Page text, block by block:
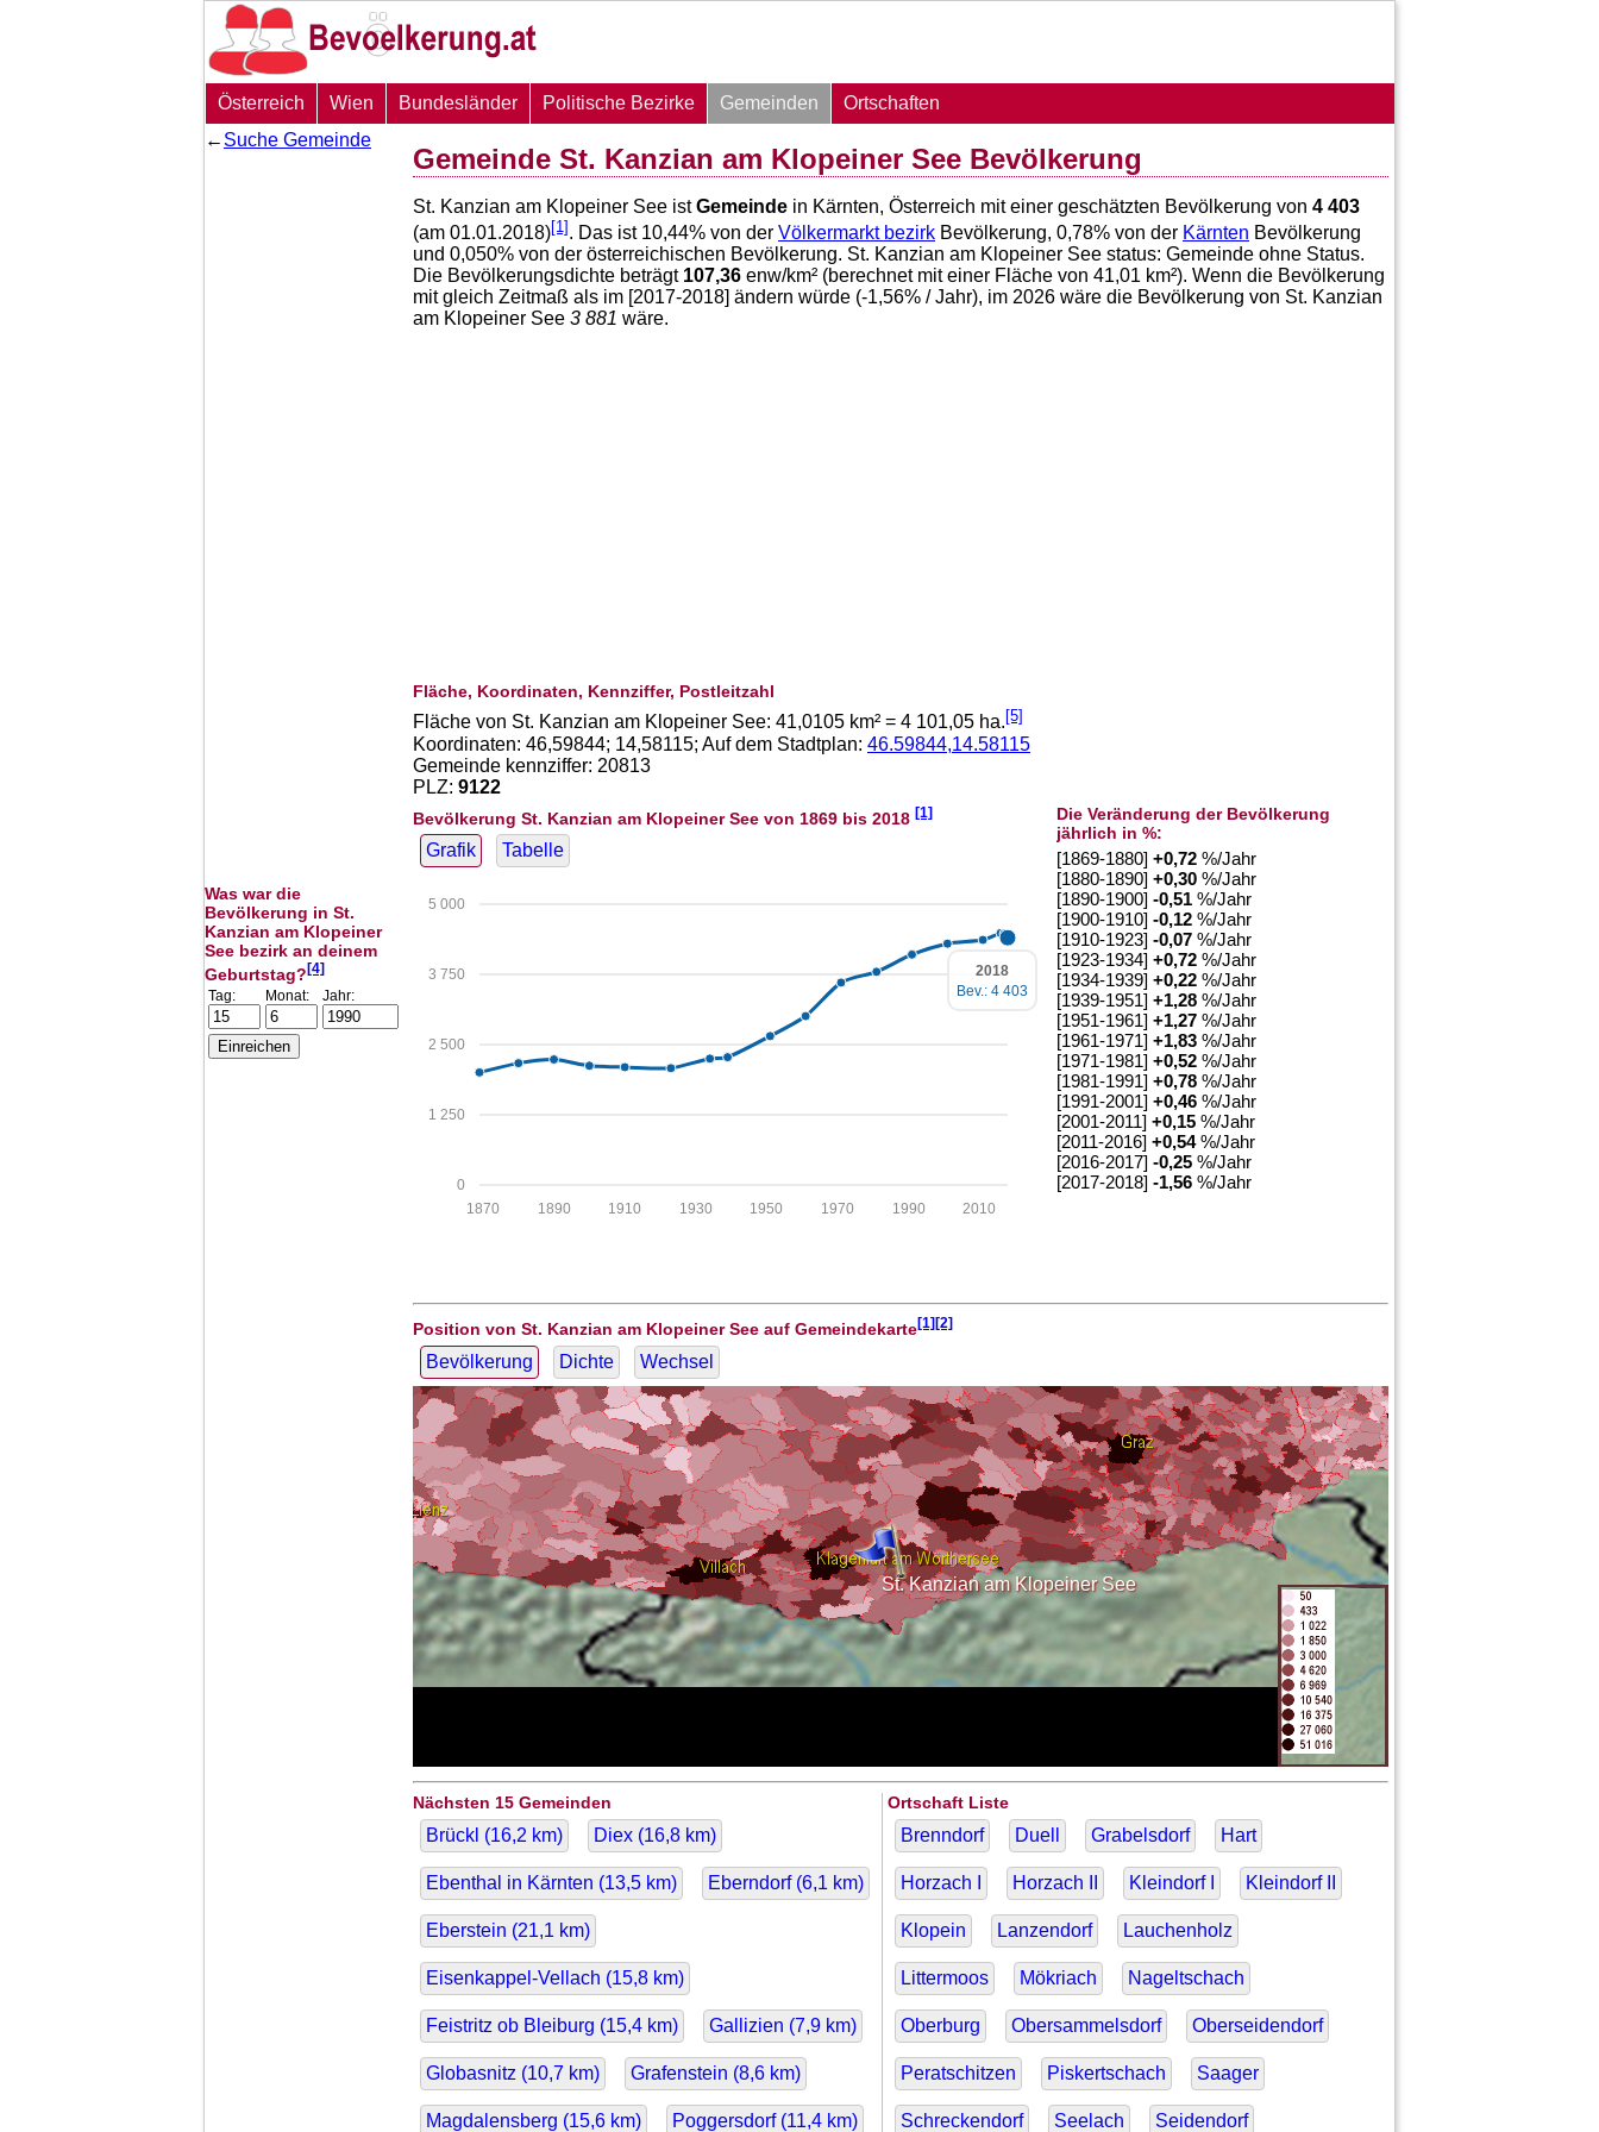
Österreich Wien Bundesländer Politische Bezirke Gemeinden
Ortschaften
← Suche Gemeinde
Was war die
Bevölkerung in St.
Kanzian am Klopeiner
See bezirk an deinem
Geburtstag?[4]
Tag: Monat: Jahr:
Gemeinde St. Kanzian am Klopeiner See Bevölkerung
St. Kanzian am Klopeiner See istGemeinde in Kärnten, Österreich mit einer geschätzten Bevölkerung von 4 403
(am 01.01.2018)[1] . Das ist 10,44% von der Völkermarkt bezirk Bevölkerung, 0,78% von der Kärnten Bevölkerung
und 0,050% von der österreichischen Bevölkerung. St. Kanzian am Klopeiner See status: Gemeinde ohne Status.
Die Bevölkerungsdichte beträgt 107,36 enw/km² (berechnet mit einer Fläche von 41,01 km²). Wenn die Bevölkerung
mit gleich Zeitmaß als im [2017-2018] ändern würde (-1,56% / Jahr), im 2026 wäre die Bevölkerung von St. Kanzian
am Klopeiner See 3 881 wäre.
Fläche, Koordinaten, Kennziffer, Postleitzahl
Fläche von St. Kanzian am Klopeiner See: 41,0105 km² = 4 101,05 ha. [5]
Koordinaten: 46,59844; 14,58115; Auf dem Stadtplan: 46.59844,14.58115
Gemeinde kennziffer: 20813
PLZ: 9122
Bevölkerung St. Kanzian am Klopeiner See von 1869 bis 2018 [1]
Grafik Tabelle
0
1 250
2 500
3 750
5 000
2010
1990
1970
1950
1930
1910
1890
1870
2018
Bev.: 4 403
Die Veränderung der Bevölkerung
jährlich in %:
[1869-1880]+0,72 %/Jahr
[1880-1890]+0,30 %/Jahr
[1890-1900]-0,51 %/Jahr
[1900-1910]-0,12 %/Jahr
[1910-1923]-0,07 %/Jahr
[1923-1934]+0,72 %/Jahr
[1934-1939]+0,22 %/Jahr
[1939-1951]+1,28 %/Jahr
[1951-1961]+1,27 %/Jahr
[1961-1971]+1,83 %/Jahr
[1971-1981]+0,52 %/Jahr
[1981-1991]+0,78 %/Jahr
[1991-2001]+0,46 %/Jahr
[2001-2011]+0,15 %/Jahr
[2011-2016]+0,54%/Jahr
[2016-2017]-0,25 %/Jahr
[2017-2018]-1,56 %/Jahr
Position von St. Kanzian am Klopeiner See auf Gemeindekarte[1][2]
Bevölkerung Dichte Wechsel
St. Kanzian am Klopeiner See
Nächsten 15 Gemeinden
Brückl (16,2 km) Diex (16,8 km)
Ebenthal in Kärnten (13,5 km) Eberndorf (6,1 km)
Eberstein (21,1 km)
Eisenkappel-Vellach (15,8 km)
Feistritz ob Bleiburg (15,4 km) Gallizien (7,9 km)
Globasnitz (10,7 km) Grafenstein (8,6 km)
Magdalensberg (15,6 km) Poggersdorf (11,4 km)
Ortschaft Liste
Brenndorf Duell Grabelsdorf Hart
Horzach I Horzach II Kleindorf I Kleindorf II
Klopein Lanzendorf Lauchenholz
Littermoos Mökriach Nageltschach
Oberburg Obersammelsdorf Oberseidendorf
Peratschitzen Piskertschach Saager
Schreckendorf Seelach Seidendorf